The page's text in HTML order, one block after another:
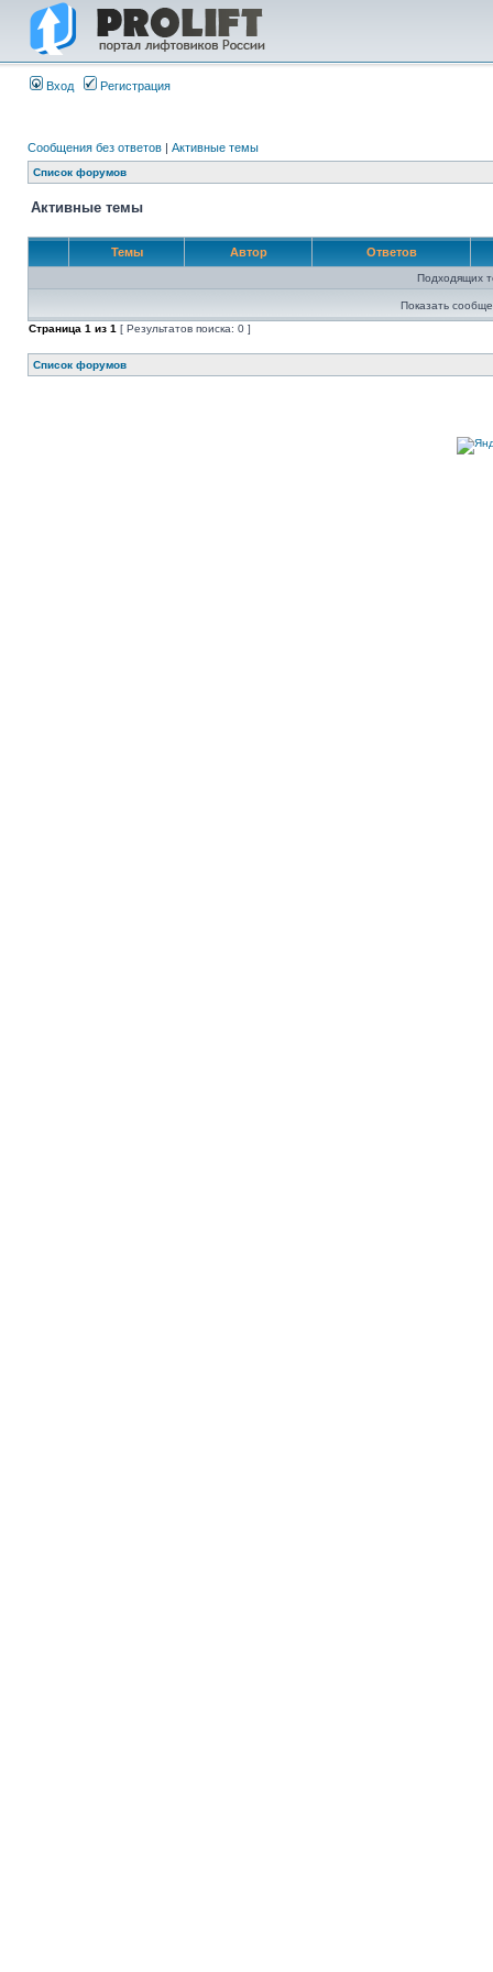
Вход Регистрация
Сообщения без ответов | Активные темы
Список форумов
Активные темы
Темы Автор Ответов
Подходящих
Показать
Страница 1 из 1 [ Результатов поиска: 0 ]
Список форумов